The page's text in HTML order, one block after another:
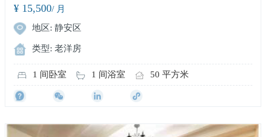
¥ 15,500/ 月
地区: 静安区
类型: 老洋房
1 间卧室 1 间浴室 50 平方米